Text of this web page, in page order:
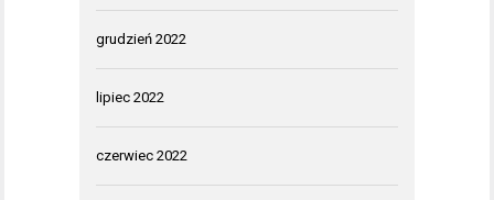
grudzień 2022
lipiec 2022
czerwiec 2022